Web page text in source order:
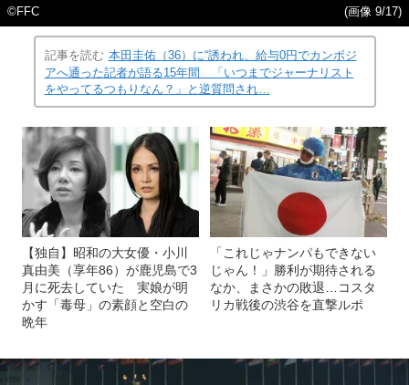
©FFC (画像 9/17)
記事を読む 本田圭佑（36）に“誘われ、給与0円でカンボジ
アへ通った記者が語る15年間 「いつまでジャーナリスト
をやってるつもりなん？」と逆質問され…
【独自】昭和の大女優・小川
真由美（享年86）が鹿児島で3
月に死去していた 実娘が明
かす「毒母」の素顔と空白の
晩年
「これじゃナンパもできない
じゃん！」勝利が期待される
なか、まさかの敗退…コスタ
リカ戦後の渋谷を直撃ルポ